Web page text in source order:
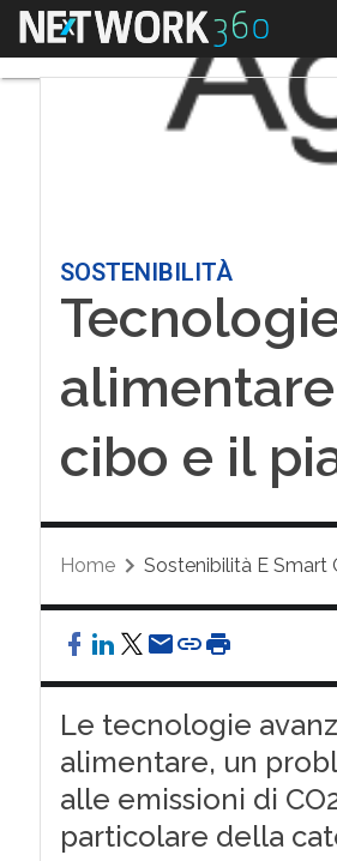
Menu
SOSTENIBILITÀ
cibo e il
Home Sostenibilità E Smart
Le tecnologie
alimentare, un
alle emissioni di
particolare della